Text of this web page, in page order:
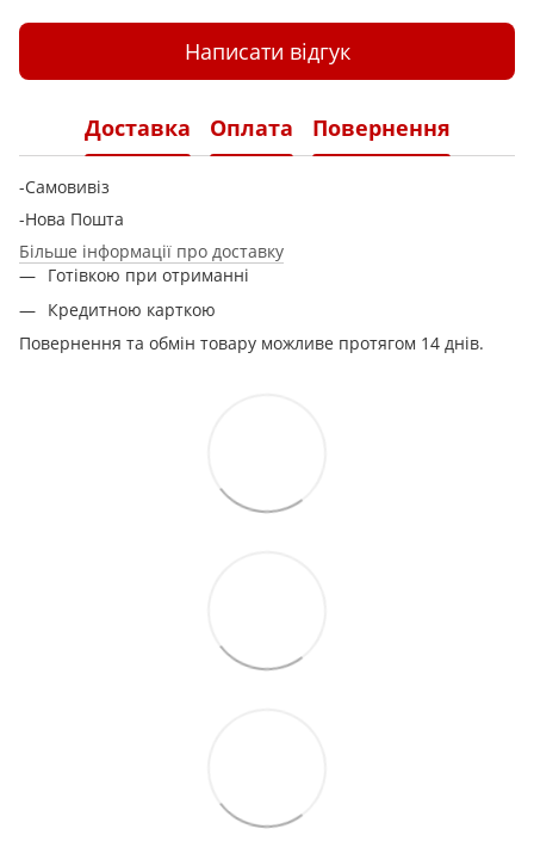
Написати відгук
Доставка Оплата Повернення
-Самовивіз
-Нова Пошта
Більше інформації про доставку
Готівкою при отриманні
Кредитною карткою
Повернення та обмін товару можливе протягом 14 днів.